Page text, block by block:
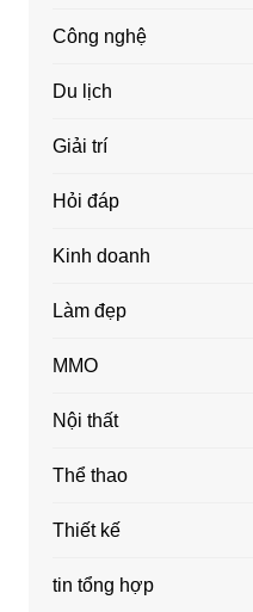
Công nghệ
Du lịch
Giải trí
Hỏi đáp
Kinh doanh
Làm đẹp
MMO
Nội thất
Thể thao
Thiết kế
tin tổng hợp